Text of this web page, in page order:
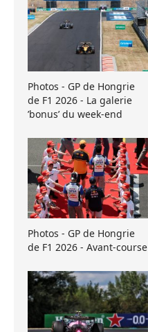
Photos - GP de Hongrie
de F1 2026 - La galerie
’bonus’ du week-end
Photos - GP de Hongrie
de F1 2026 - Avant-course